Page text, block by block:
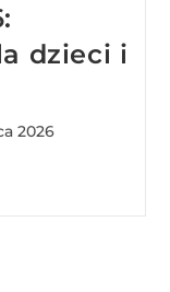
dzieci i
2026